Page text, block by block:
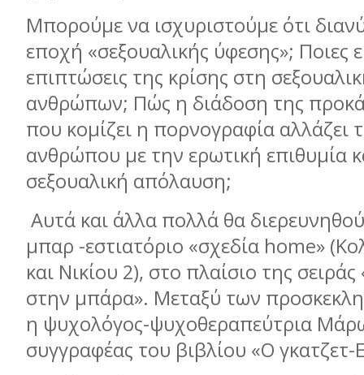
Μπορούμε να ισχυριστούμε ότι
εποχή «σεξουαλικής ύφεσης»; Ποιες
επιπτώσεις της κρίσης στη
ανθρώπων; Πώς η διάδοση της
που κομίζει η πορνογραφία αλλάζει
ανθρώπου με την ερωτική επιθυμία
σεξουαλική απόλαυση;
Αυτά και άλλα πολλά θα
μπαρ -εστιατόριο «σχεδία home»
και Νικίου 2), στο πλαίσιο της
στην μπάρα». Μεταξύ των
η ψυχολόγος-ψυχοθεραπεύτρια
συγγραφέας του βιβλίου «Ο